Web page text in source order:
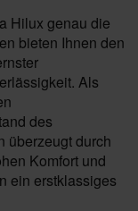
Hilux genau die
bieten Ihnen den
Als
des
überzeugt durch
Komfort und
ein erstklassiges